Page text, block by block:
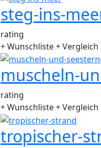
steg-ins-
rating
+ Wunschliste+ Vergleich
muscheln-
rating
+ Wunschliste+ Vergleich
tropischer-